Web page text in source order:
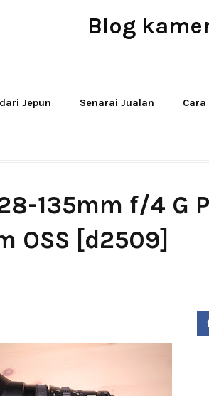
Blog
Jepun Senarai Jualan Cara
135mm f/4 G
OSS [d2509]